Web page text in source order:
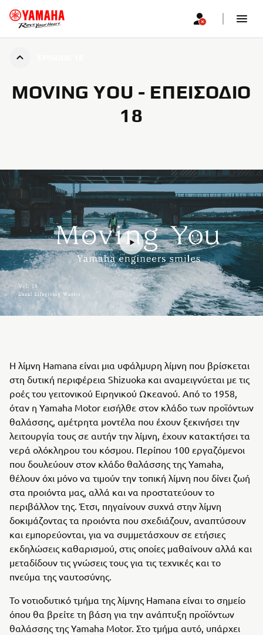
MOVING YOU - ΕΠΕΙΣΌΔΙΟ
18
Η λίμνη Hamana είναι μια υφάλμυρη λίμνη που βρίσκεται
στη δυτική περιφέρεια Shizuoka και αναμειγνύεται με τις
ροές του γειτονικού Ειρηνικού Ωκεανού. Από το 1958,
όταν η Yamaha Motor εισήλθε στον κλάδο των προϊόντων
θαλάσσης, αμέτρητα μοντέλα που έχουν ξεκινήσει την
λειτουργία τους σε αυτήν την λίμνη, έχουν κατακτήσει τα
νερά ολόκληρου του κόσμου. Περίπου 100 εργαζόμενοι
που δουλεύουν στον κλάδο θαλάσσης της Yamaha,
θέλουν όχι μόνο να τιμούν την τοπική λίμνη που δίνει ζωή
στα προιόντα μας, αλλά και να προστατεύουν το
περιβάλλον της. Έτσι, πηγαίνουν συχνά στην λίμνη
δοκιμάζοντας τα προιόντα που σχεδιάζουν, αναπτύσουν
και εμπορεύονται, για να συμμετάσχουν σε ετήσιες
εκδηλώσεις καθαρισμού, στις οποίες μαθαίνουν αλλά και
μεταδίδουν τις γνώσεις τους για τις τεχνικές και το
πνεύμα της ναυτοσύνης.
Το νοτιοδυτικό τμήμα της λίμνης Hamana είναι το σημείο
όπου θα βρείτε τη βάση για την ανάπτυξη προϊόντων
θαλάσσης της Yamaha Motor. Στο τμήμα αυτό, υπάρχει